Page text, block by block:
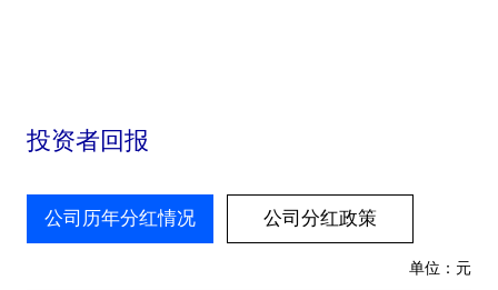
投资者回报
公司历年分红情况 公司分红政策
单位：元